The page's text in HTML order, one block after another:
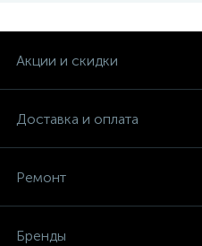
Акции и скидки
Доставка и оплата
Ремонт
Бренды